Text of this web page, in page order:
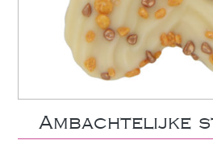
Ambachtelijke